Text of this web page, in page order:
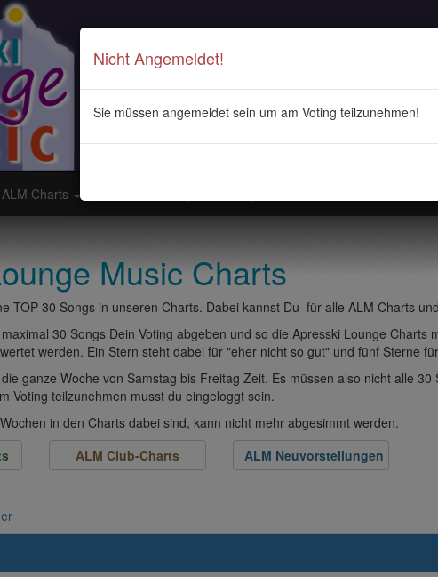
ALM Charts
Music Charts
TOP 30 Songs in unseren Charts. Dabei kannst Du für alle ALM Charts
30 Songs Dein Voting abgeben und so die Apresski Lounge Charts
werden. Ein Stern steht dabei für "eher nicht so gut" und fünf Sterne
ganze Woche von Samstag bis Freitag Zeit. Es müssen also nicht alle 30
Voting teilzunehmen musst du eingeloggt sein.
in den Charts dabei sind, kann nicht mehr abgesimmt werden.
ALM Club-Charts ALM Neuvorstellungen
Nicht Angemeldet!
Sie müssen angemeldet sein um am Voting teilzunehmen!